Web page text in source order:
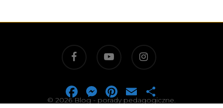
facebook youtube instagram
© 2026 Blog - porady pedagogiczne.
FacebookMessenger
Pinterest
Email